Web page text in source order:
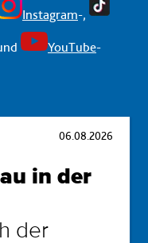
Instagram-,
YouTube-
06.08.2026
in der
der